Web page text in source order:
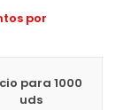
por
para 1000
uds